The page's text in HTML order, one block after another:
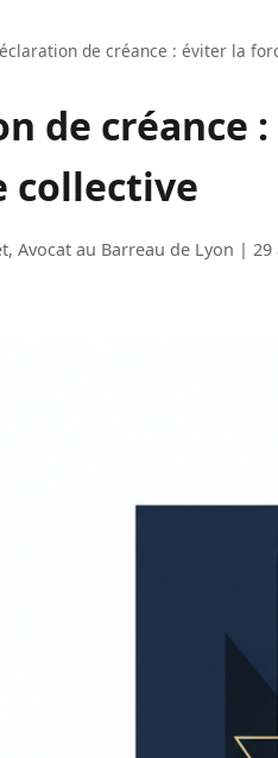
de créance : éviter la
de créance
collective
Avocat au Barreau de Lyon |